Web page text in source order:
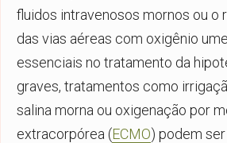
fluidos intravenosos mornos ou o
das vias aéreas com oxigênio
essenciais no tratamento da
graves, tratamentos como
salina morna ou oxigenação por
extracorpórea (ECMO) podem